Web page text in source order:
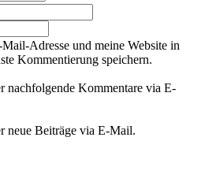
Adresse und meine Website in
Kommentierung speichern.
nachfolgende Kommentare via E-
neue Beiträge via E-Mail.